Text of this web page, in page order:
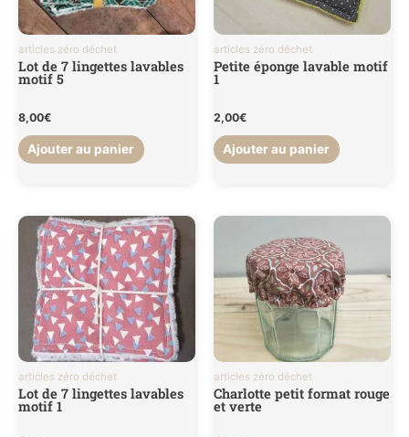
articles zéro déchet
Lot de 7 lingettes lavables
motif 5
8,00€
Ajouter au panier
articles zéro déchet
Petite éponge lavable motif
1
2,00€
Ajouter au panier
articles zéro déchet
Lot de 7 lingettes lavables
motif 1
articles zéro déchet
Charlotte petit format rouge
et verte